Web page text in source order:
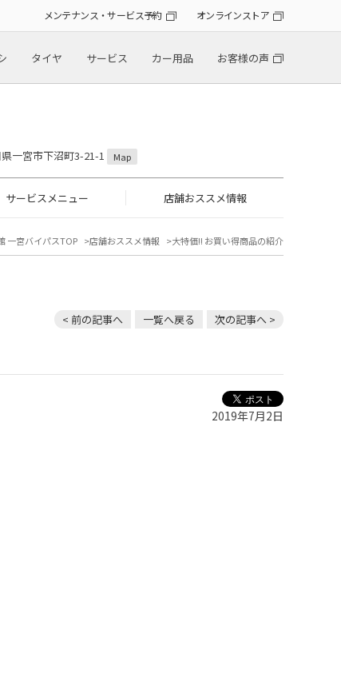
メンテナンス・サービス予約 オンラインストア
タイヤ サービス カー用品 お客様の声
一宮市下沼町3-21-1 Map
サービスメニュー 店舗おススメ情報
一宮バイパスTOP 店舗おススメ情報 大特価!! お買い得商品の紹介
< 前の記事へ 一覧へ戻る 次の記事へ >
2019年7月2日